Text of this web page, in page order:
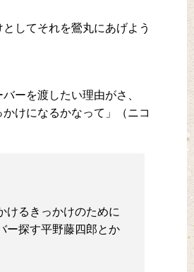
してそれを鶯丸にあげよう
ーを渡したい理由がさ、
かけになるかなって」（ニコ
けるきっかけのために
ー探す平野藤四郎とか